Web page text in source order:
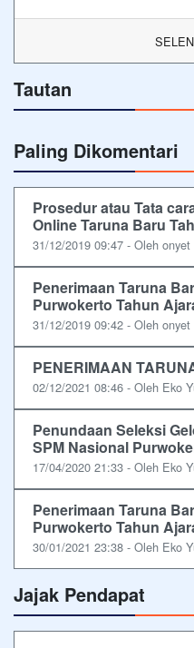
Tautan
Paling Dikomentari
Prosedur atau Tata
Online Taruna Baru
31/12/2019 09:47 - Oleh
Penerimaan Taruna
Purwokerto Tahun
31/12/2019 09:42 - Oleh
PENERIMAAN
02/12/2021 08:46 - Oleh Eko
Penundaan Seleksi
SPM Nasional
17/04/2020 21:33 - Oleh Eko
Penerimaan Taruna
Purwokerto Tahun
30/01/2021 23:38 - Oleh Eko
Jajak Pendapat